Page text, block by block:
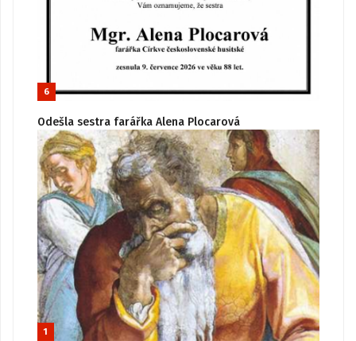
6
Odešla sestra farářka Alena Plocarová
1